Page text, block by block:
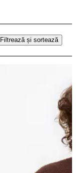
Filtrează și sortează